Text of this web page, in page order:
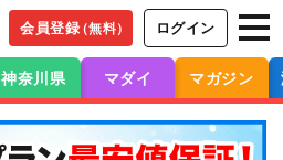
会員登録（無料） ログイン
神奈川県 マダイ マガジン